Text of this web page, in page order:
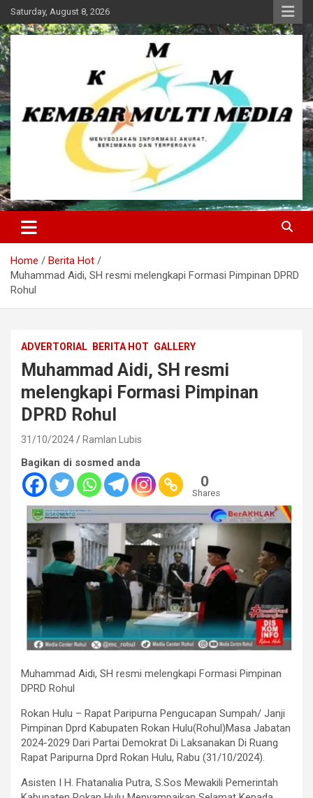
Skip
to
content
Saturday, August 8, 2026
Kembar Multi Media
Home
Berita Hot
Muhammad Aidi, SH resmi melengkapi Formasi Pimpinan DPRD
Rohul
ADVERTORIAL BERITA HOT GALLERY
Muhammad Aidi, SH resmi
melengkapi Formasi Pimpinan
DPRD Rohul
31/10/2024 Ramlan Lubis
Bagikan di sosmed anda
0
Shares
Muhammad Aidi, SH resmi melengkapi Formasi Pimpinan
DPRD Rohul
Rokan Hulu – Rapat Paripurna Pengucapan Sumpah/ Janji
Pimpinan Dprd Kabupaten Rokan Hulu(Rohul)Masa Jabatan
2024-2029 Dari Partai Demokrat Di Laksanakan Di Ruang
Rapat Paripurna Dprd Rokan Hulu, Rabu (31/10/2024).
Asisten I H. Fhatanalia Putra, S.Sos Mewakili Pemerintah